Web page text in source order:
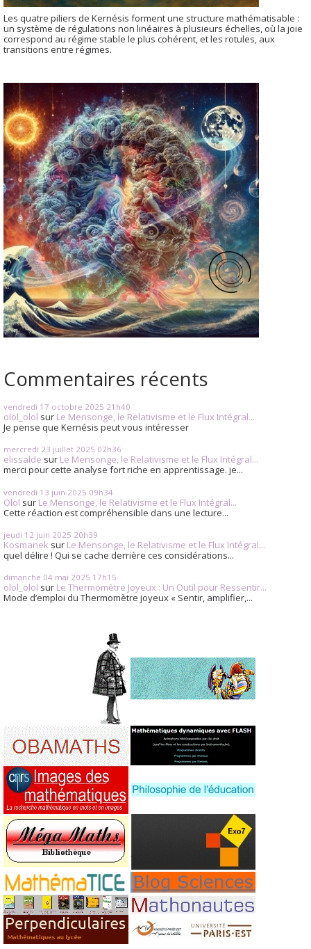
Les quatre piliers de Kernésis forment une structure mathématisable :
un système de régulations non linéaires à plusieurs échelles, où la joie
correspond au régime stable le plus cohérent, et les rotules, aux
transitions entre régimes.
Commentaires récents
vendredi 17 octobre 2025 21h40
olol_olol sur Le Mensonge, le Relativisme et le Flux Intégral...
Je pense que Kernésis peut vous intéresser
mercredi 23 juillet 2025 02h36
elissalde sur Le Mensonge, le Relativisme et le Flux Intégral...
merci pour cette analyse fort riche en apprentissage. je...
vendredi 13 juin 2025 09h34
Olol sur Le Mensonge, le Relativisme et le Flux Intégral...
Cette réaction est compréhensible dans une lecture...
jeudi 12 juin 2025 20h39
Kosmanek sur Le Mensonge, le Relativisme et le Flux Intégral...
quel délire ! Qui se cache derrière ces considérations...
dimanche 04 mai 2025 17h15
olol_olol sur Le Thermomètre Joyeux : Un Outil pour Ressentir...
Mode d’emploi du Thermomètre joyeux « Sentir, amplifier,...